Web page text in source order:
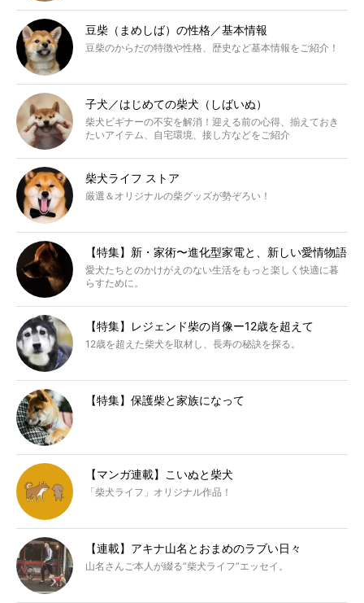
豆柴（まめしば）の性格／基本情報
豆柴のからだの特徴や性格、歴史など基本情報をご紹介！
子犬／はじめての柴犬（しばいぬ）
柴犬ビギナーの不安を解消！迎える前の心得、揃えておき
たいアイテム、自宅環境、接し方などをご紹介
柴犬ライフ ストア
厳選＆オリジナルの柴グッズが勢ぞろい！
【特集】新・家術〜進化型家電と、新しい愛情物語
愛犬たちとのかけがえのない生活をもっと楽しく快適に暮
らすために。
【特集】レジェンド柴の肖像ー12歳を超えて
12歳を超えた柴犬を取材し、長寿の秘訣を探る。
【特集】保護柴と家族になって
【マンガ連載】こいぬと柴犬
「柴犬ライフ」オリジナル作品！
【連載】アキナ山名とおまめのラブい日々
山名さんご本人が綴る“柴犬ライフ”エッセイ。